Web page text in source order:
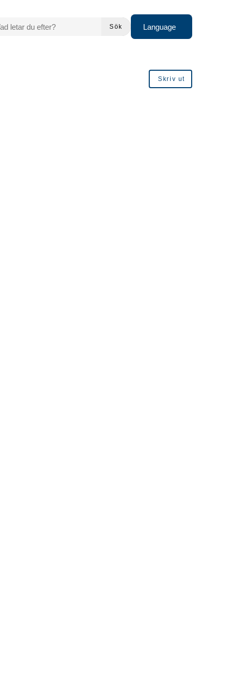
LETAR DU EFTER?
Sök
Language
Skriv ut